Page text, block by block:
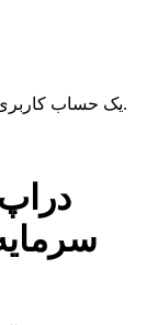
یک حساب کاربری رایگان برای ذخیره آیتم‌های محبوب ایجاد کنید.